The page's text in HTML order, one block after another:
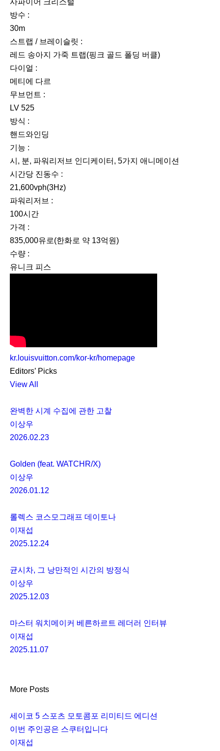
사파이어 크리스털
방수 :
30m
스트랩 / 브레이슬릿 :
레드 송아지 가죽 트랩(핑크 골드 폴딩 버클)
다이얼 :
메티에 다르
무브먼트 :
LV 525
방식 :
핸드와인딩
기능 :
시, 분, 파워리저브 인디케이터, 5가지 애니메이션
시간당 진동수 :
21,600vph(3Hz)
파워리저브 :
100시간
가격 :
835,000유로(한화로 약 13억원)
수량 :
유니크 피스
kr.louisvuitton.com/kor-kr/homepage
Editors’ Picks
View All
완벽한 시계 수집에 관한 고찰
이상우
2026.02.23
Golden (feat. WATCHR/X)
이상우
2026.01.12
롤렉스 코스모그래프 데이토나
이재섭
2025.12.24
균시차, 그 낭만적인 시간의 방정식
이상우
2025.12.03
마스터 워치메이커 베른하르트 레더러 인터뷰
이재섭
2025.11.07
More Posts
세이코 5 스포츠 모토콤포 리미티드 에디션
이번 주인공은 스쿠터입니다
이재섭